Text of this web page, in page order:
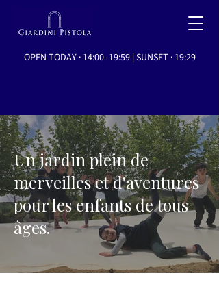
OPEN TODAY · 14:00–19:59 | SUNSET · 19:29
Un jardin plein de
merveilles et d'aventures
pour les enfants de tous
âges.